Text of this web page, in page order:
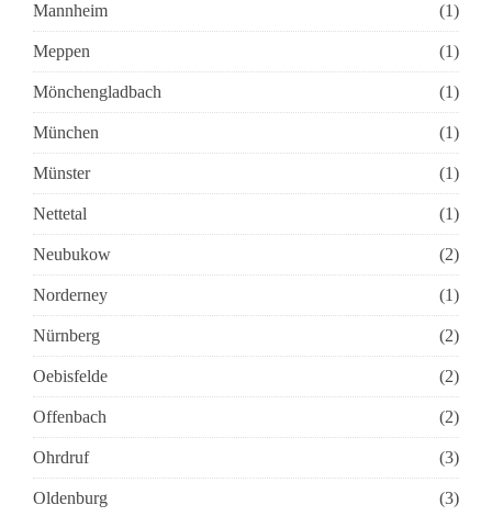
Mannheim (1)
Meppen (1)
Mönchengladbach (1)
München (1)
Münster (1)
Nettetal (1)
Neubukow (2)
Norderney (1)
Nürnberg (2)
Oebisfelde (2)
Offenbach (2)
Ohrdruf (3)
Oldenburg (3)